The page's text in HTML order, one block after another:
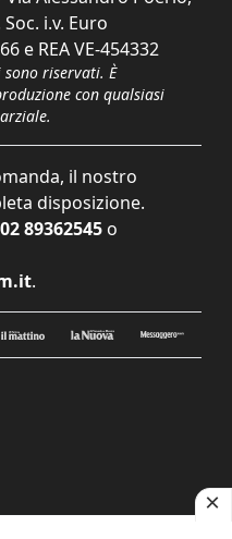
i.v. Euro
e REA VE-454332
riservati. È
con qualsiasi
il nostro
disposizione.
02 89362545 o
.